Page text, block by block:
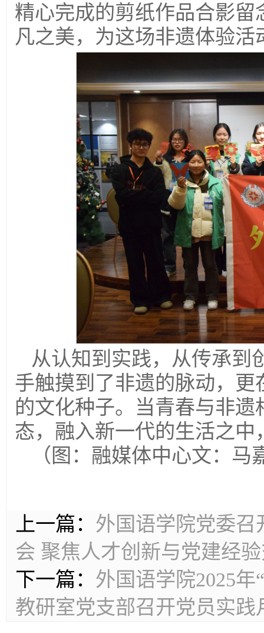
精心完成的剪纸作品合影
凡之美，为这场非遗体验
从认知到实践，从传承到
手触摸到了非遗的脉动，更
的文化种子。当青春与非
态，融入新一代的生活之
（图：融媒体中心文：马
上一篇： 外国语学院党委召
会 聚焦人才创新与党建经
下一篇： 外国语学院2025
教研室党支部召开党员实践